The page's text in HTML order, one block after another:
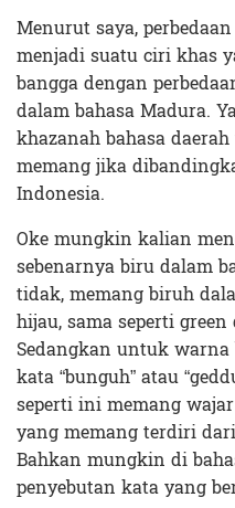
Menurut saya,
menjadi suatu ciri khas
bangga dengan
dalam bahasa Madura.
khazanah bahasa
memang jika
Indonesia.
Oke mungkin kalian
sebenarnya biru dalam
tidak, memang biruh
hijau, sama seperti
Sedangkan untuk
kata “bunguh” atau
seperti ini memang
yang memang terdiri
Bahkan mungkin di
penyebutan kata yang